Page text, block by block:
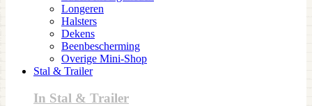
Longeren
Halsters
Dekens
Beenbescherming
Overige Mini-Shop
Stal & Trailer
In Stal & Trailer